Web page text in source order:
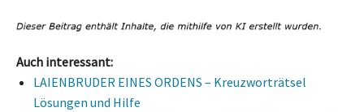
Auch interessant:
LAIENBRUDER EINES ORDENS – Kreuzworträtsel
Lösungen und Hilfe